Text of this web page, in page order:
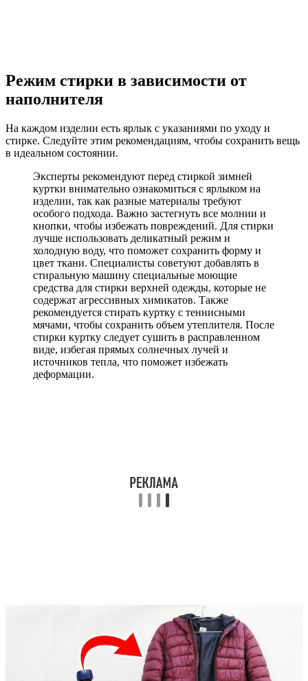
Режим стирки в зависимости от
наполнителя
На каждом изделии есть ярлык с указаниями по уходу и
стирке. Следуйте этим рекомендациям, чтобы сохранить вещь
в идеальном состоянии.
Эксперты рекомендуют перед стиркой зимней
куртки внимательно ознакомиться с ярлыком на
изделии, так как разные материалы требуют
особого подхода. Важно застегнуть все молнии и
кнопки, чтобы избежать повреждений. Для стирки
лучше использовать деликатный режим и
холодную воду, что поможет сохранить форму и
цвет ткани. Специалисты советуют добавлять в
стиральную машину специальные моющие
средства для стирки верхней одежды, которые не
содержат агрессивных химикатов. Также
рекомендуется стирать куртку с теннисными
мячами, чтобы сохранить объем утеплителя. После
стирки куртку следует сушить в расправленном
виде, избегая прямых солнечных лучей и
источников тепла, что поможет избежать
деформации.